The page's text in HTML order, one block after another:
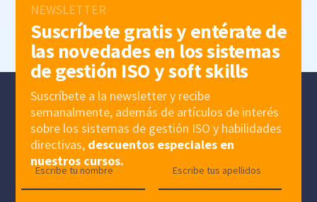
NEWSLETTER
Suscríbete gratis y entérate de
las novedades en los sistemas
de gestión ISO y soft skills
Suscríbete a la newsletter y recibe
semanalmente, además de artículos de interés
sobre los sistemas de gestión ISO y habilidades
directivas, descuentos especiales en
nuestros cursos.